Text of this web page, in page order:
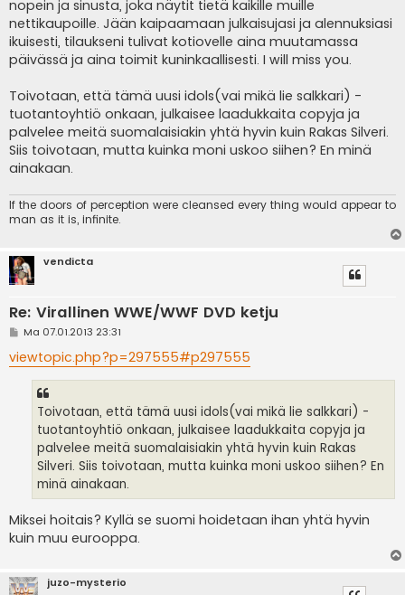
nopein ja sinusta, joka näytit tietä kaikille muille
nettikaupoille. Jään kaipaamaan julkaisujasi ja alennuksiasi
ikuisesti, tilaukseni tulivat kotiovelle aina muutamassa
päivässä ja aina toimit kuninkaallisesti. I will miss you.
Toivotaan, että tämä uusi idols(vai mikä lie salkkari) -
tuotantoyhtiö onkaan, julkaisee laadukkaita copyja ja
palvelee meitä suomalaisiakin yhtä hyvin kuin Rakas Silveri.
Siis toivotaan, mutta kuinka moni uskoo siihen? En minä
ainakaan.
If the doors of perception were cleansed every thing would appear to
man as it is, infinite.
vendicta
Re: Virallinen WWE/WWF DVD ketju
V
e
s
Ma 07.01.2013 23:31
viewtopic.php?p=297555#p297555
Toivotaan, että tämä uusi idols(vai mikä lie salkkari) -
tuotantoyhtiö onkaan, julkaisee laadukkaita copyja ja
palvelee meitä suomalaisiakin yhtä hyvin kuin Rakas
Silveri. Siis toivotaan, mutta kuinka moni uskoo siihen? En
minä ainakaan.
Miksei hoitais? Kyllä se suomi hoidetaan ihan yhtä hyvin
kuin muu eurooppa.
juzo-mysterio